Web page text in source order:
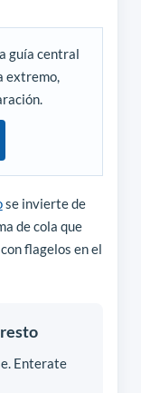
guía central
extremo,
se invierte de
de cola que
flagelos en el
Enterate